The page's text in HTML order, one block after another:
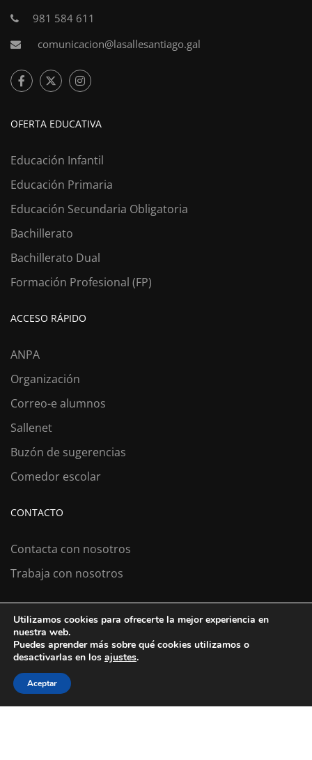
981 584 611
comunicacion@lasallesantiago.gal
OFERTA EDUCATIVA
Educación Infantil
Educación Primaria
Educación Secundaria Obligatoria
Bachillerato
Bachillerato Dual
Formación Profesional (FP)
ACCESO RÁPIDO
ANPA
Organización
Correo-e alumnos
Sallenet
Buzón de sugerencias
Comedor escolar
CONTACTO
Contacta con nosotros
Trabaja con nosotros
Colexio La Salle Santiago
Aviso Legal
Política de cookies
Política de privacidad
Utilizamos cookies para ofrecerte la mejor experiencia en
nuestra web.
Puedes aprender más sobre qué cookies utilizamos o
desactivarlas en los ajustes.
Aceptar